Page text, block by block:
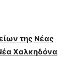
της Νέας
Χαλκηδόνα